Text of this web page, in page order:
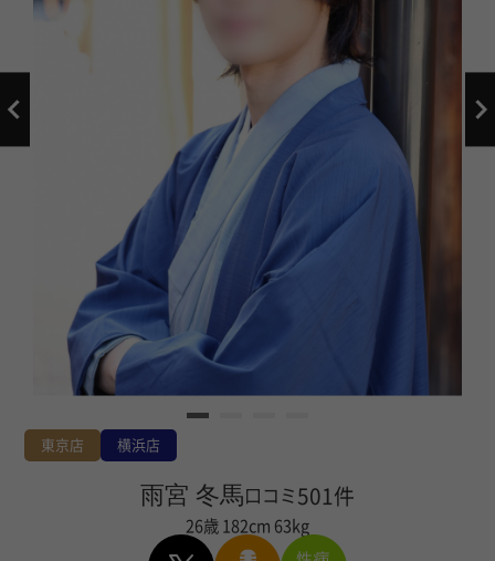
東京店 横浜店
雨宮 冬馬 口コミ 501件
26歳 182cm 63kg